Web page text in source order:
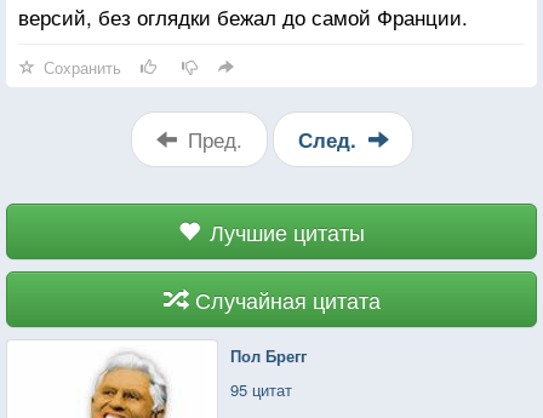
версий, без оглядки бежал до самой Франции.
Сохранить
Пред. След.
Лучшие цитаты
Случайная цитата
Пол Брегг
95 цитат